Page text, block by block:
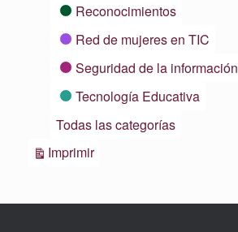
Reconocimientos
Red de mujeres en TIC
Seguridad de la información
Tecnología Educativa
Todas las categorías
ImprimirVistas